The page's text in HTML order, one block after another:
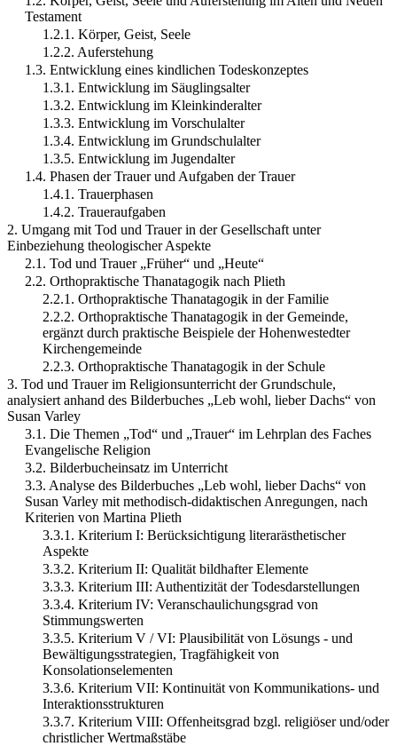
Testament
1.2.1. Körper, Geist, Seele
1.2.2. Auferstehung
1.3. Entwicklung eines kindlichen Todeskonzeptes
1.3.1. Entwicklung im Säuglingsalter
1.3.2. Entwicklung im Kleinkinderalter
1.3.3. Entwicklung im Vorschulalter
1.3.4. Entwicklung im Grundschulalter
1.3.5. Entwicklung im Jugendalter
1.4. Phasen der Trauer und Aufgaben der Trauer
1.4.1. Trauerphasen
1.4.2. Traueraufgaben
2. Umgang mit Tod und Trauer in der Gesellschaft unter
Einbeziehung theologischer Aspekte
2.1. Tod und Trauer „Früher“ und „Heute“
2.2. Orthopraktische Thanatagogik nach Plieth
2.2.1. Orthopraktische Thanatagogik in der Familie
2.2.2. Orthopraktische Thanatagogik in der Gemeinde,
ergänzt durch praktische Beispiele der Hohenwestedter
Kirchengemeinde
2.2.3. Orthopraktische Thanatagogik in der Schule
3. Tod und Trauer im Religionsunterricht der Grundschule,
analysiert anhand des Bilderbuches „Leb wohl, lieber Dachs“ von
Susan Varley
3.1. Die Themen „Tod“ und „Trauer“ im Lehrplan des Faches
Evangelische Religion
3.2. Bilderbucheinsatz im Unterricht
3.3. Analyse des Bilderbuches „Leb wohl, lieber Dachs“ von
Susan Varley mit methodisch-didaktischen Anregungen, nach
Kriterien von Martina Plieth
3.3.1. Kriterium I: Berücksichtigung literarästhetischer
Aspekte
3.3.2. Kriterium II: Qualität bildhafter Elemente
3.3.3. Kriterium III: Authentizität der Todesdarstellungen
3.3.4. Kriterium IV: Veranschaulichungsgrad von
Stimmungswerten
3.3.5. Kriterium V / VI: Plausibilität von Lösungs - und
Bewältigungsstrategien, Tragfähigkeit von
Konsolationselementen
3.3.6. Kriterium VII: Kontinuität von Kommunikations- und
Interaktionsstrukturen
3.3.7. Kriterium VIII: Offenheitsgrad bzgl. religiöser und/oder
christlicher Wertmaßstäbe